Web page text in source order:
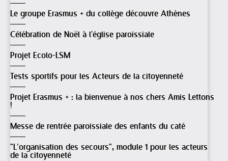
Le groupe Erasmus + du collège découvre Athènes
Célébration de Noël à l'église paroissiale
Projet Ecolo-LSM
Tests sportifs pour les Acteurs de la citoyenneté
Projet Erasmus + : la bienvenue à nos chers Amis Lettons
!
Messe de rentrée paroissiale des enfants du caté
"L’organisation des secours", module 1 pour les acteurs
de la citoyenneté